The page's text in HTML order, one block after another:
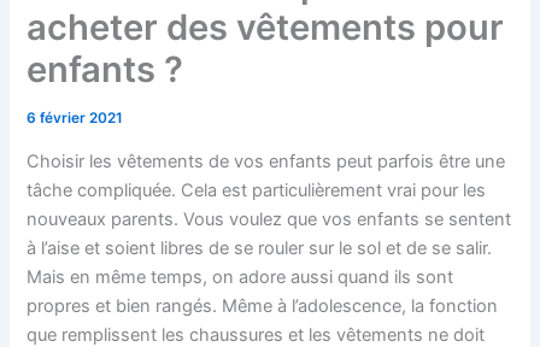
acheter des vêtements pour
enfants ?
6 février 2021
Choisir les vêtements de vos enfants peut parfois être une
tâche compliquée. Cela est particulièrement vrai pour les
nouveaux parents. Vous voulez que vos enfants se sentent
à l’aise et soient libres de se rouler sur le sol et de se salir.
Mais en même temps, on adore aussi quand ils sont
propres et bien rangés. Même à l’adolescence, la fonction
que remplissent les chaussures et les vêtements ne doit